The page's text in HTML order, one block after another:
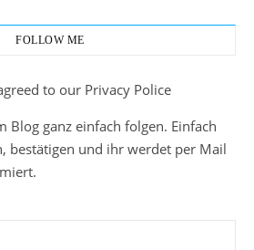
FOLLOW ME
to our Privacy Police
Blog ganz einfach folgen. Einfach
bestätigen und ihr werdet per Mail